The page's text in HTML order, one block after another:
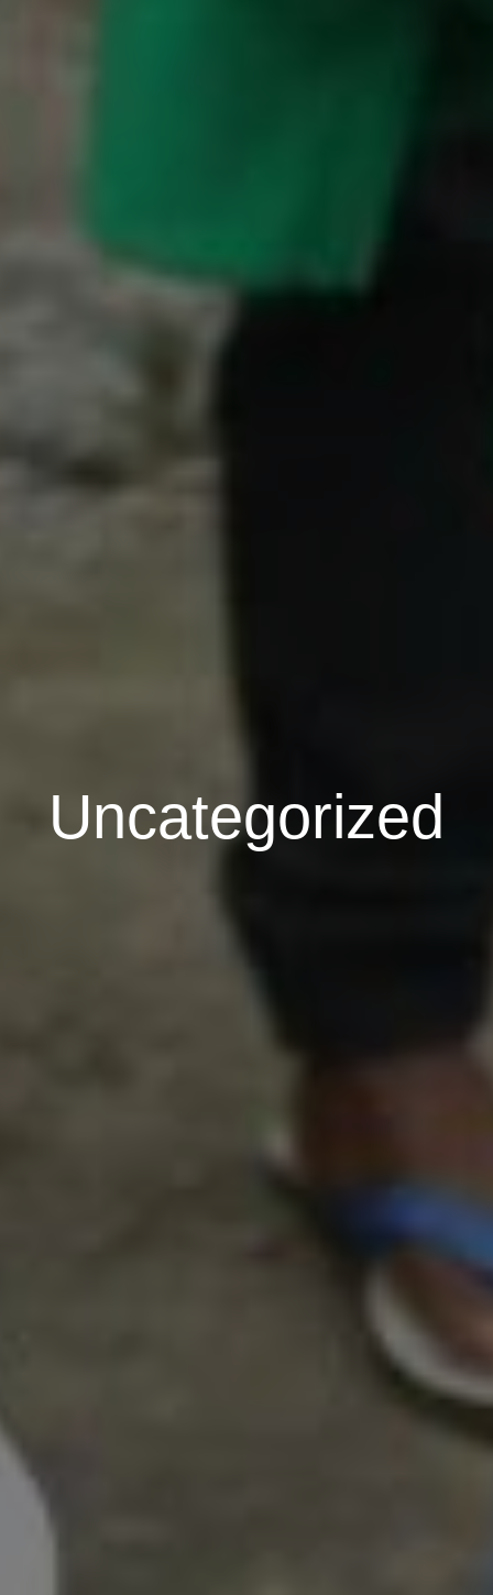
Uncategorized